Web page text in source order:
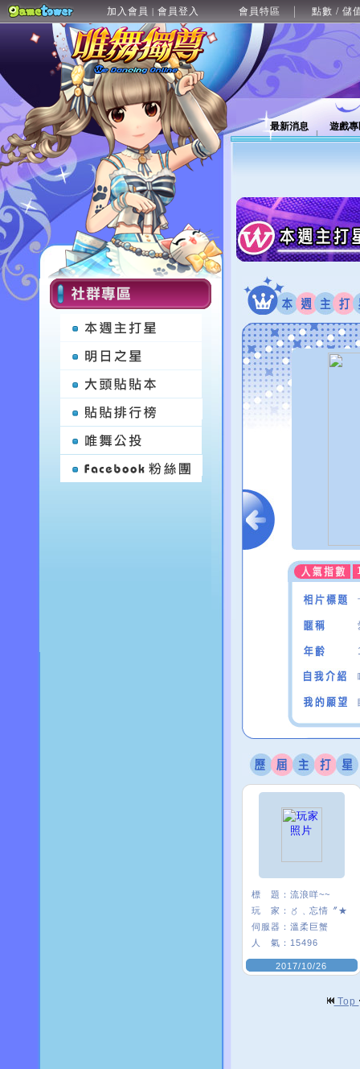
加入會員 | 會員登入 會員特區 點數 / 儲
最新消息 遊戲
標 題： 流浪咩~~
玩 家：
〥﹑忘情〞★
伺服器： 溫柔巨蟹
人 氣： 15496
2017/10/26
Top